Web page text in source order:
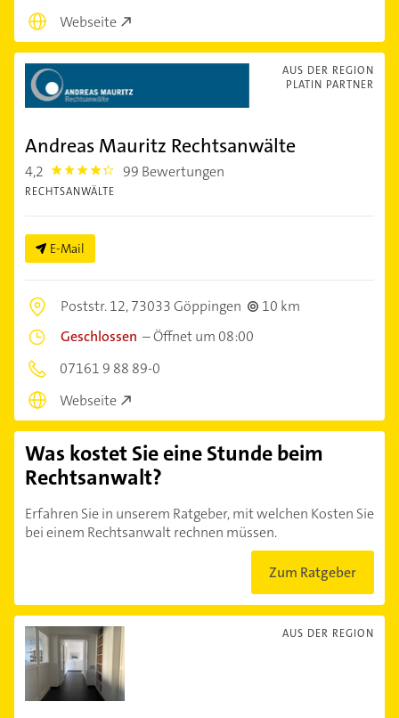
Webseite
AUS DER REGION
PLATIN PARTNER
Andreas Mauritz Rechtsanwälte
4,2 4.2000003 99 Bewertungen
RECHTSANWÄLTE
E-Mail
Poststr. 12,73033 Göppingen
10 km
Geschlossen –Öffnet um 08:00
07161 9 88 89-0
Webseite
Was kostet Sie eine Stunde beim
Rechtsanwalt?
Erfahren Sie in unserem Ratgeber, mit welchen Kosten Sie
bei einem Rechtsanwalt rechnen müssen.
Zum Ratgeber
AUS DER REGION